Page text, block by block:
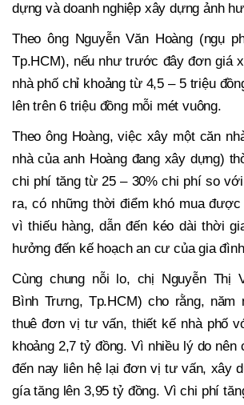
dựng và doanh nghiệp xây dựng ảnh
Theo ông Nguyễn Văn Hoàng (ngụ
Tp.HCM), nếu như trước đây đơn giá
nhà phố chỉ khoảng từ 4,5 – 5 triệu
lên trên 6 triệu đồng mỗi mét vuông.
Theo ông Hoàng, việc xây một căn
nhà của anh Hoàng đang xây dựng)
chi phí tăng từ 25 – 30% chi phí so
ra, có những thời điểm khó mua
vì thiếu hàng, dẫn đến kéo dài thời
hưởng đến kế hoạch an cư của gia
Cùng chung nỗi lo, chị Nguyễn Thị
Bình Trưng, Tp.HCM) cho rằng, năm
thuê đơn vị tư vấn, thiết kế nhà phố
khoảng 2,7 tỷ đồng. Vì nhiều lý do nên
đến nay liên hệ lại đơn vị tư vấn, xây
gía tăng lên 3,95 tỷ đồng. Vì chi phí